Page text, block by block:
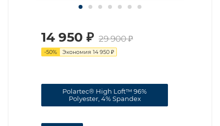
14 950 ₽ 29 900₽
-50% Экономия 14 950 ₽
Polartec® High Loft™ 96%
Polyester, 4% Spandex